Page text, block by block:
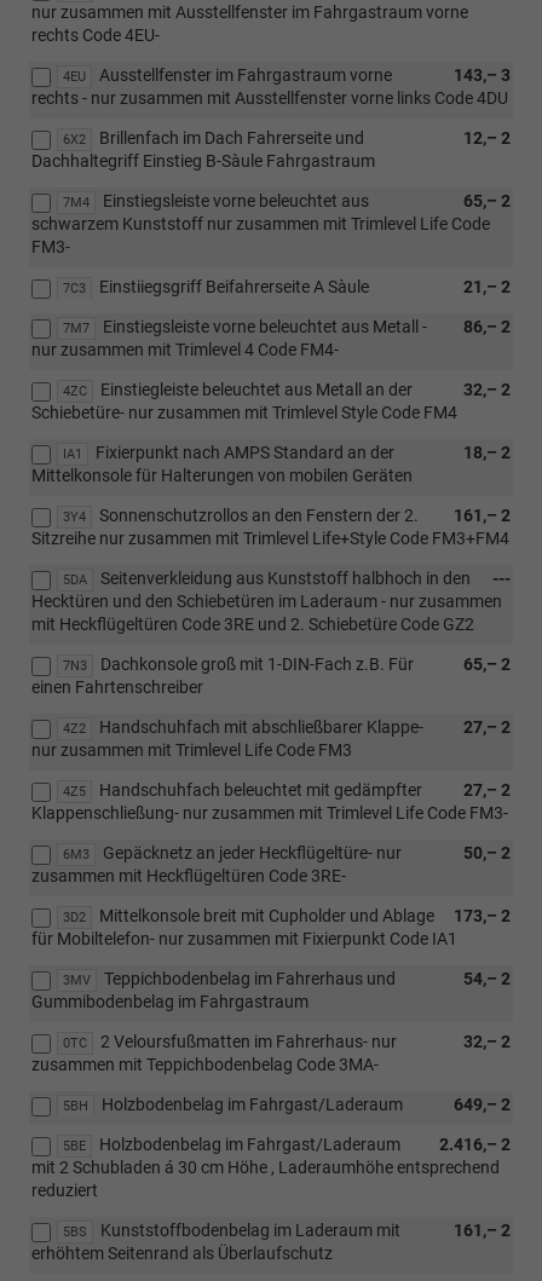
nur zusammen mit Ausstellfenster im Fahrgastraum vorne
rechts Code 4EU-
4EU 143,– 3
Ausstellfenster im Fahrgastraum vorne
rechts - nur zusammen mit Ausstellfenster vorne links Code 4DU
6X2 12,– 2
Brillenfach im Dach Fahrerseite und
Dachhaltegriff Einstieg B-Sàule Fahrgastraum
7M4 65,– 2
Einstiegsleiste vorne beleuchtet aus
schwarzem Kunststoff nur zusammen mit Trimlevel Life Code
FM3-
7C3 21,– 2
Einstiiegsgriff Beifahrerseite A Sàule
7M7 86,– 2
Einstiegsleiste vorne beleuchtet aus Metall -
nur zusammen mit Trimlevel 4 Code FM4-
4ZC 32,– 2
Einstiegleiste beleuchtet aus Metall an der
Schiebetüre- nur zusammen mit Trimlevel Style Code FM4
IA1 18,– 2
Fixierpunkt nach AMPS Standard an der
Mittelkonsole für Halterungen von mobilen Geräten
3Y4 161,– 2
Sonnenschutzrollos an den Fenstern der 2.
Sitzreihe nur zusammen mit Trimlevel Life+Style Code FM3+FM4
5DA ---
Seitenverkleidung aus Kunststoff halbhoch in den
Hecktüren und den Schiebetüren im Laderaum - nur zusammen
mit Heckflügeltüren Code 3RE und 2. Schiebetüre Code GZ2
7N3 65,– 2
Dachkonsole groß mit 1-DIN-Fach z.B. Für
einen Fahrtenschreiber
4Z2 27,– 2
Handschuhfach mit abschließbarer Klappe-
nur zusammen mit Trimlevel Life Code FM3
4Z5 27,– 2
Handschuhfach beleuchtet mit gedämpfter
Klappenschließung- nur zusammen mit Trimlevel Life Code FM3-
6M3 50,– 2
Gepäcknetz an jeder Heckflügeltüre- nur
zusammen mit Heckflügeltüren Code 3RE-
3D2 173,– 2
Mittelkonsole breit mit Cupholder und Ablage
für Mobiltelefon- nur zusammen mit Fixierpunkt Code IA1
3MV 54,– 2
Teppichbodenbelag im Fahrerhaus und
Gummibodenbelag im Fahrgastraum
0TC 32,– 2
2 Veloursfußmatten im Fahrerhaus- nur
zusammen mit Teppichbodenbelag Code 3MA-
5BH 649,– 2
Holzbodenbelag im Fahrgast/Laderaum
5BE 2.416,– 2
Holzbodenbelag im Fahrgast/Laderaum
mit 2 Schubladen á 30 cm Höhe , Laderaumhöhe entsprechend
reduziert
5BS 161,– 2
Kunststoffbodenbelag im Laderaum mit
erhöhtem Seitenrand als Überlaufschutz